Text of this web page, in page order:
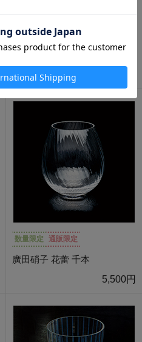
数量限定 通販限定
廣田硝子 花蕾 貫入 透明
数量限定 通販限定
廣田硝子 花蕾 千本
5,500円